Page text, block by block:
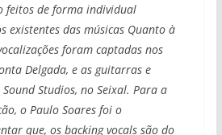
feitos de forma individual
existentes das músicas Quanto à
foram captadas nos
Delgada, e as guitarras e
Studios, no Seixal. Para a
o Paulo Soares foi o
que, os backing vocals são do